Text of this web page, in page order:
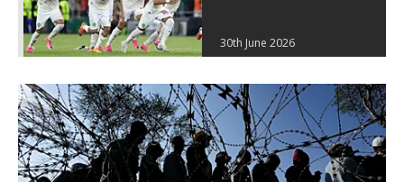
30th June 2026